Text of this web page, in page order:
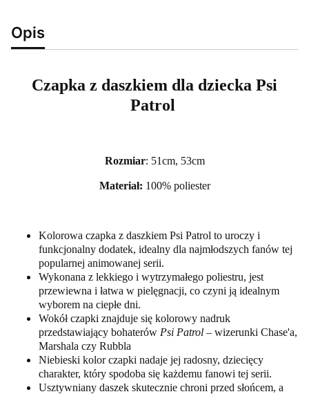
Opis
Czapka z daszkiem dla dziecka Psi
Patrol
Rozmiar: 51cm, 53cm
Materiał: 100% poliester
Kolorowa czapka z daszkiem Psi Patrol to uroczy i
funkcjonalny dodatek, idealny dla najmłodszych fanów tej
popularnej animowanej serii.
Wykonana z lekkiego i wytrzymałego poliestru, jest
przewiewna i łatwa w pielęgnacji, co czyni ją idealnym
wyborem na ciepłe dni.
Wokół czapki znajduje się kolorowy nadruk
przedstawiający bohaterów Psi Patrol – wizerunki Chase'a,
Marshala czy Rubbla
Niebieski kolor czapki nadaje jej radosny, dziecięcy
charakter, który spodoba się każdemu fanowi tej serii.
Usztywniany daszek skutecznie chroni przed słońcem, a